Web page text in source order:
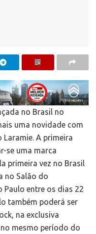
no Brasil no
uma novidade com
Laramie. A primeira
se uma marca
primeira vez no Brasil
no Salão do
Paulo entre os dias 22
também poderá ser
na exclusiva
mesmo período do